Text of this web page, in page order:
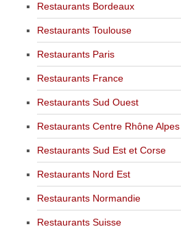
Restaurants Bordeaux
Restaurants Toulouse
Restaurants Paris
Restaurants France
Restaurants Sud Ouest
Restaurants Centre Rhône Alpes
Restaurants Sud Est et Corse
Restaurants Nord Est
Restaurants Normandie
Restaurants Suisse